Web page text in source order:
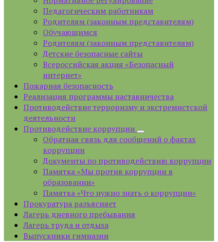
Педагогическим работникам
Родителям (законным представителям)
Обучающимся
Родителям (законным представителям)
Детские безопасные сайты
Всероссийская акция «Безопасный
интернет»
Пожарная безопасность
Реализация программы наставничества
Противодействие терроризму и экстремистской
деятельности
Противодействие коррупции
Обратная связь для сообщений о фактах
коррупции
Документы по противодействию коррупции
Памятка «Мы против коррупции в
образовании»
Памятка «Что нужно знать о коррупции»
Прокуратура разъясняет
Лагерь дневного пребывания
Лагерь труда и отдыха
Выпускники гимназии